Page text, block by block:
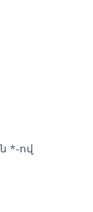
*-ով